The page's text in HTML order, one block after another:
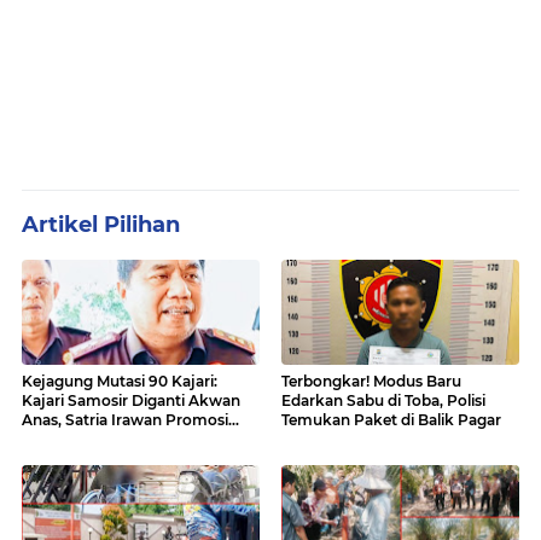
Artikel Pilihan
Kejagung Mutasi 90 Kajari:
Kajari Samosir Diganti Akwan
Anas, Satria Irawan Promosi
Terbongkar! Modus Baru
Edarkan Sabu di Toba, Polisi
Temukan Paket di Balik Pagar